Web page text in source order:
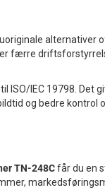
alternativer
færre
IEC 19798. Det
og bedre kontrol
TN-248Cfår du en